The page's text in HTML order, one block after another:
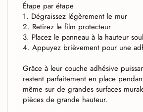
Étape par étape
1. Dégraissez légèrement le mur
2. Retirez le film protecteur
3. Placez le panneau à la hauteur
4. Appuyez brièvement pour une
Grâce à leur couche adhésive
restent parfaitement en place
même sur de grandes surfaces
pièces de grande hauteur.